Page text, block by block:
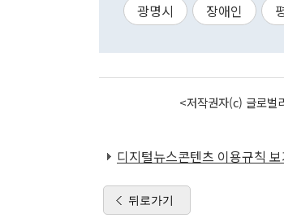
광명시 장애인
<저작권자(c) 글로벌
디지털뉴스콘텐츠 이용규칙 보
뒤로가기